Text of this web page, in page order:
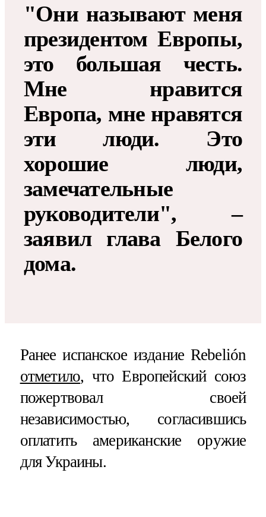
"Они называют меня
президентом Европы,
это большая честь.
Мне нравится
Европа, мне нравятся
эти люди. Это
хорошие люди,
замечательные
руководители", –
заявил глава Белого
дома.
Ранее испанское издание Rebelión
отметило, что Европейский союз
пожертвовал своей
независимостью, согласившись
оплатить американские оружие
для Украины.